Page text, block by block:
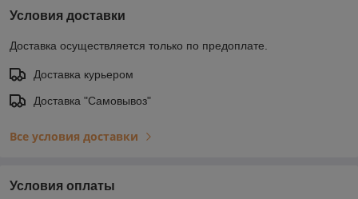
Условия доставки
Доставка осуществляется только по предоплате.
Доставка курьером
Доставка "Самовывоз"
Все условия доставки
Условия оплаты